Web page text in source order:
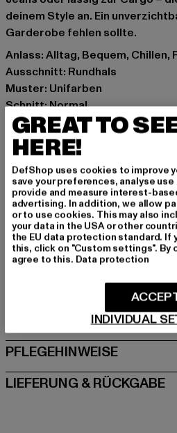
deinem Style an. Ein
Garderobe fehlen sollte.
Anlass: Alltag, Bequem, Chillen,
Ausschnitt: Rundhals
Muster: Unifarben
Schnitt: Normal
Marke: DEF
Kat.: T-Shirts
Farbe: blau
Hersteller Farbe: dazzling blue
Materialzusammensetzung:
Art.Nr: DFTS242-08835
Hersteller: TB International
Dr.-Robert-Murjahn-Straße 7 |
GRÖSSE & PASSFORM
PFLEGEHINWEISE
LIEFERUNG & RÜCKGABE
GREAT TO
HERE!
DefShop uses cookies to improve
save your preferences, analyse
provide and measure interest-
advertising. In addition, we allow
or to use cookies. This may also
your data in the USA or other
the EU data protection standard. If
this, click on "Custom settings". By
agree to this. Data protection
INDIVIDUAL